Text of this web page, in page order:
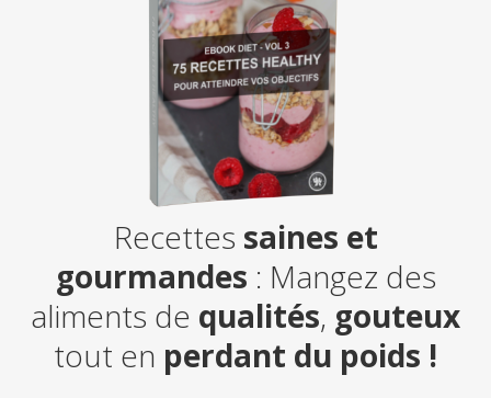
Recettes saines et
gourmandes : Mangez des
aliments de qualités, gouteux
tout en perdant du poids !